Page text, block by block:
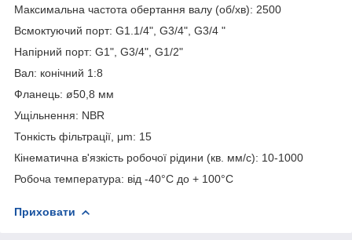
Максимальна частота обертання валу (об/хв): 2500
Всмоктуючий порт: G1.1/4", G3/4", G3/4 "
Напірний порт: G1", G3/4", G1/2"
Вал: конічний 1:8
Фланець: ø50,8 мм
Ущільнення: NBR
Тонкість фільтрації, μm: 15
Кінематична в'язкість робочої рідини (кв. мм/с): 10-1000
Робоча температура: від -40°С до + 100°С
Приховати